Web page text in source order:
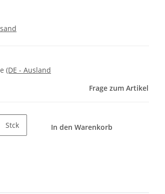
(DE - Ausland
Frage zum Artikel
Stck In den Warenkorb